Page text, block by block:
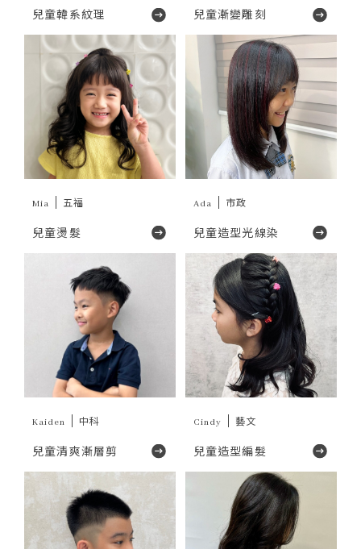
兒童韓系紋理 兒童漸變雕刻
Mia 五福
兒童燙髮
Ada 市政
兒童造型光線染
Kaiden 中科
兒童清爽漸層剪
Cindy 藝文
兒童造型編髮